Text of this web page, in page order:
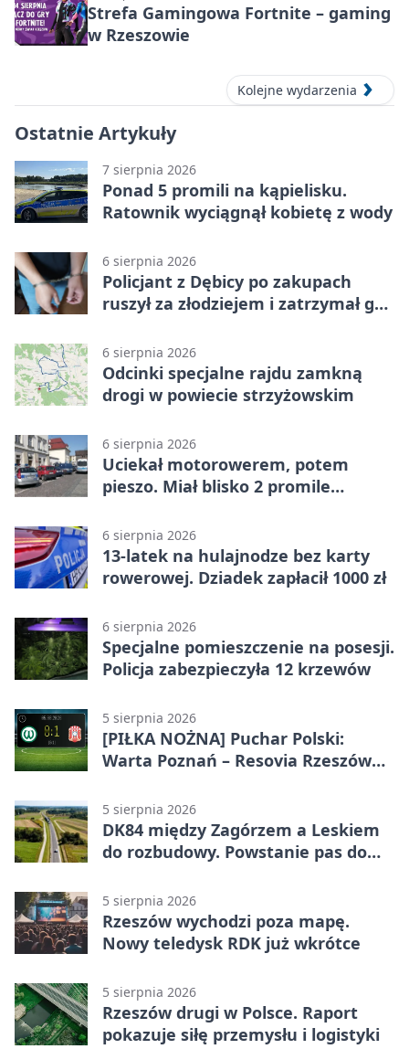
Strefa Gamingowa Fortnite – gaming
w Rzeszowie
Kolejne wydarzenia
Ostatnie Artykuły
7 sierpnia 2026
Ponad 5 promili na kąpielisku.
Ratownik wyciągnął kobietę z wody
6 sierpnia 2026
Policjant z Dębicy po zakupach
ruszył za złodziejem i zatrzymał go
6 sierpnia 2026
Odcinki specjalne rajdu zamkną
drogi w powiecie strzyżowskim
6 sierpnia 2026
Uciekał motorowerem, potem
pieszo. Miał blisko 2 promile
6 sierpnia 2026
13-latek na hulajnodze bez karty
rowerowej. Dziadek zapłacił 1000 zł
6 sierpnia 2026
Specjalne pomieszczenie na posesji.
Policja zabezpieczyła 12 krzewów
5 sierpnia 2026
[PIŁKA NOŻNA] Puchar Polski:
Warta Poznań – Resovia Rzeszów
pierwszoligowca
5 sierpnia 2026
DK84 między Zagórzem a Leskiem
do rozbudowy. Powstanie pas do
5 sierpnia 2026
Rzeszów wychodzi poza mapę.
Nowy teledysk RDK już wkrótce
5 sierpnia 2026
Rzeszów drugi w Polsce. Raport
pokazuje siłę przemysłu i logistyki